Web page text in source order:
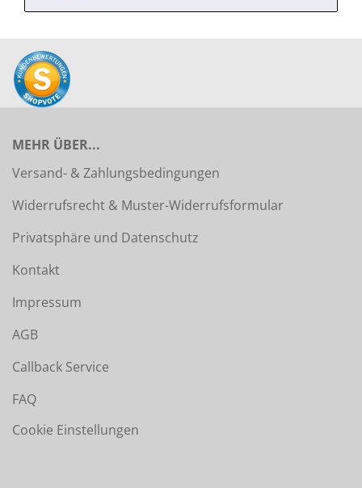
MEHR ÜBER...
Versand- & Zahlungsbedingungen
Widerrufsrecht & Muster-Widerrufsformular
Privatsphäre und Datenschutz
Kontakt
Impressum
AGB
Callback Service
FAQ
Cookie Einstellungen